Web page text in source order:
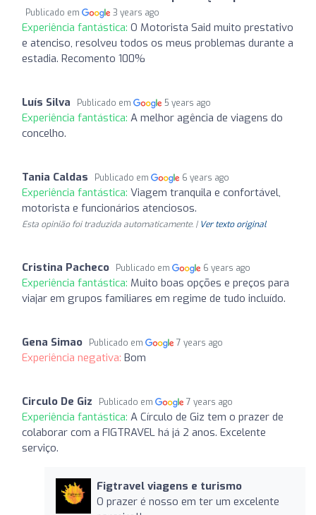
Publicado em 3 years ago
Experiência fantástica: O Motorista Said muito prestativo
e atenciso, resolveu todos os meus problemas durante a
estadia. Recomento 100%
Luís Silva Publicado em 5 years ago
Experiência fantástica: A melhor agência de viagens do
concelho.
Tania Caldas Publicado em 6 years ago
Experiência fantástica: Viagem tranquila e confortável,
motorista e funcionários atenciosos.
Esta opinião foi traduzida automaticamente. | Ver texto original
Cristina Pacheco Publicado em 6 years ago
Experiência fantástica: Muito boas opções e preços para
viajar em grupos familiares em regime de tudo incluído.
Gena Simao Publicado em 7 years ago
Experiência negativa: Bom
Circulo De Giz Publicado em 7 years ago
Experiência fantástica: A Círculo de Giz tem o prazer de
colaborar com a FIGTRAVEL há já 2 anos. Excelente
serviço.
Figtravel viagens e turismo
O prazer é nosso em ter um excelente